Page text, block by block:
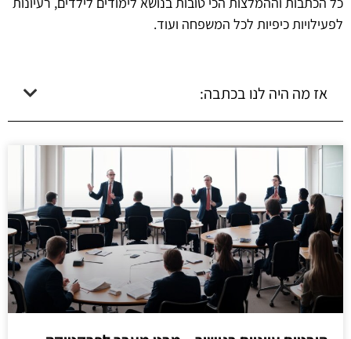
לפעילויות כיפיות לכל המשפחה ועוד.
אז מה היה לנו בכתבה: